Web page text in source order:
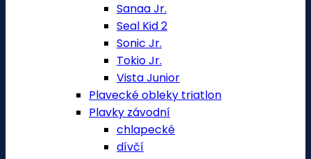
Sanaa Jr.
Seal Kid 2
Sonic Jr.
Tokio Jr.
Vista Junior
Plavecké obleky triatlon
Plavky závodní
chlapecké
dívčí